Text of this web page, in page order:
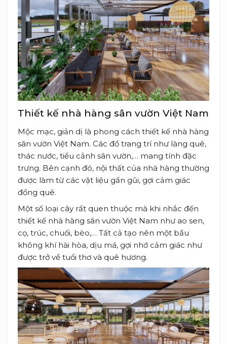
Thiết kế nhà hàng sân vườn Việt Nam
Mộc mạc, giản dị là phong cách thiết kế nhà hàng
sân vườn Việt Nam. Các đồ trang trí như làng quê,
thác nước, tiểu cảnh sân vườn,… mang tính đặc
trưng. Bên cạnh đó, nội thất của nhà hàng thường
được làm từ các vật liệu gần gũi, gợi cảm giác
đồng quê.
Một số loại cây rất quen thuộc mà khi nhắc đến
thiết kế nhà hàng sân vườn Việt Nam như ao sen,
cọ, trúc, chuối, bèo,… Tất cả tạo nên một bầu
không khí hài hòa, dịu má, gợi nhớ cảm giác như
được trở về tuổi thơ và quê hương.